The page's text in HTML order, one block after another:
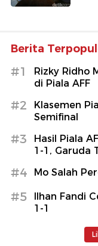
Berita
#1
Rizky Ridho
di Piala AFF
#2
Klasemen
Semifinal
#3
Hasil Piala
1-1, Garuda
#4 Mo Salah
#5
Ilhan Fandi
1-1